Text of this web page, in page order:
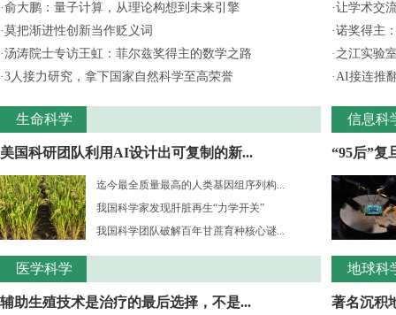
·俞大鹏：量子计算，从理论构想到未来引擎
·莫把渐进性创新当作贬义词
·汤涛院士专访王虹：菲尔兹奖得主的数学之路
·3人接力研究，拿下国家自然科学至高荣誉
生命科学
美国科研团队利用AI设计出可复制的新...
迄今最全质量最高的人类基因组序列构...
我国科学家发现肝脏再生“力学开关”
我国科学团队破解百年甘蔗育种核心谜...
医学科学
辅助生殖技术是治疗的最后选择，不是...
·让学术交
·诺奖得主
· 之江实验
·AI接连推
信息科
“95后”复
地球科
著名沉积